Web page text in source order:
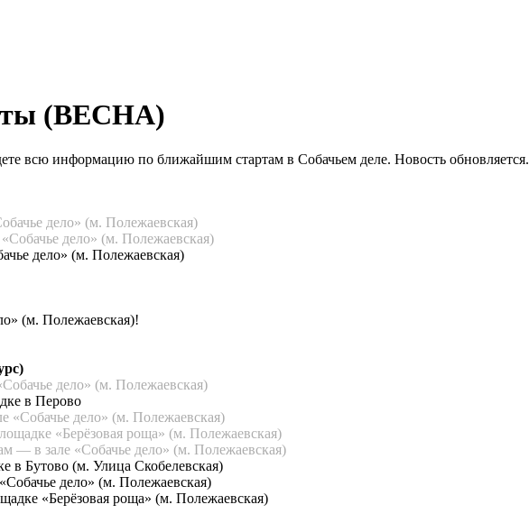
(ВЕСНА)
всю информацию по ближайшим стартам в Собачьем деле. Новость обновляется.
дело» (м. Полежаевская)
дело» (м. Полежаевская)
дело» (м. Полежаевская)
(м. Полежаевская)!
дело» (м. Полежаевская)
в Перово
«Собачье дело» (м. Полежаевская)
«Берёзовая роща» (м. Полежаевская)
— в зале «Собачье дело» (м. Полежаевская)
в Бутово (м. Улица Скобелевская)
дело» (м. Полежаевская)
«Берёзовая роща» (м. Полежаевская)